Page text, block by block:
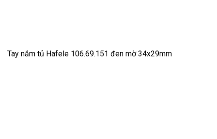
Tay nắm tủ Hafele 106.69.151 đen mờ 34x29mm